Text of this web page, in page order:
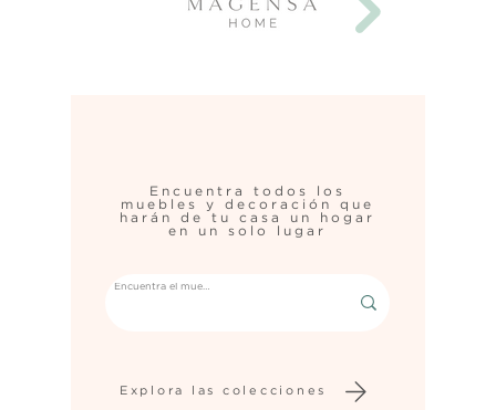
Encuentra todos los
muebles y decoración que
harán de tu casa un hogar
en un solo lugar
Explora las colecciones